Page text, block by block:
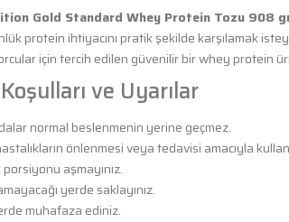
Gold Standard Whey Protein Tozu 908
protein ihtiyacını pratik şekilde karşılamak
için tercih edilen güvenilir bir whey protein
ve Uyarılar
normal beslenmenin yerine geçmez.
önlenmesi veya tedavisi amacıyla
aşmayınız.
yerde saklayınız.
muhafaza ediniz.